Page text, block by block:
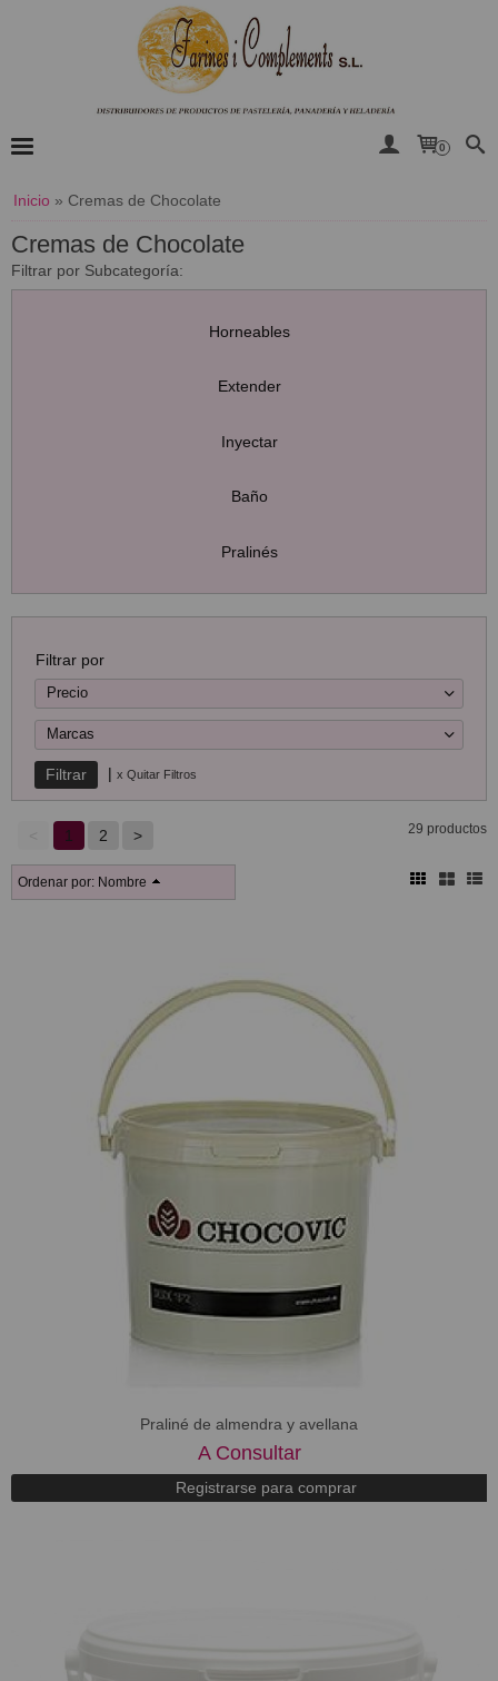
0
Inicio » Cremas de Chocolate
Cremas de Chocolate
Filtrar por Subcategoría:
Horneables
Extender
Inyectar
Baño
Pralinés
Filtrar por
Precio
Marcas
| x Quitar Filtros
1 2 > 29 productos
Ordenar por: Nombre
Praliné de almendra y avellana
A Consultar
Registrarse para comprar